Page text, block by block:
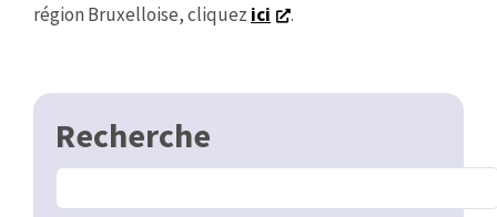
région Bruxelloise, cliquez ici .
Recherche